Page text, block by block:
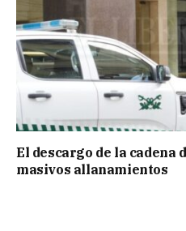
El descargo de la cadena
masivos allanamientos